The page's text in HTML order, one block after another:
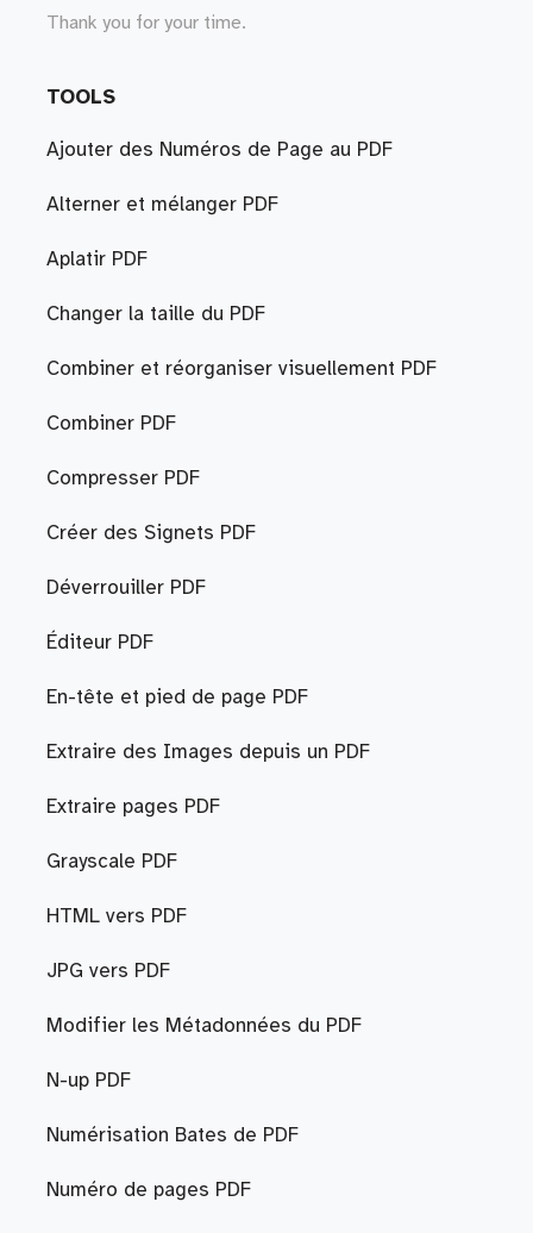
Thank you for your time.
TOOLS
Ajouter des Numéros de Page au PDF
Alterner et mélanger PDF
Aplatir PDF
Changer la taille du PDF
Combiner et réorganiser visuellement PDF
Combiner PDF
Compresser PDF
Créer des Signets PDF
Déverrouiller PDF
Éditeur PDF
En-tête et pied de page PDF
Extraire des Images depuis un PDF
Extraire pages PDF
Grayscale PDF
HTML vers PDF
JPG vers PDF
Modifier les Métadonnées du PDF
N-up PDF
Numérisation Bates de PDF
Numéro de pages PDF